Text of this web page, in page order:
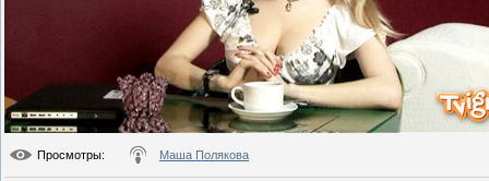
Просмотры: Маша Полякова